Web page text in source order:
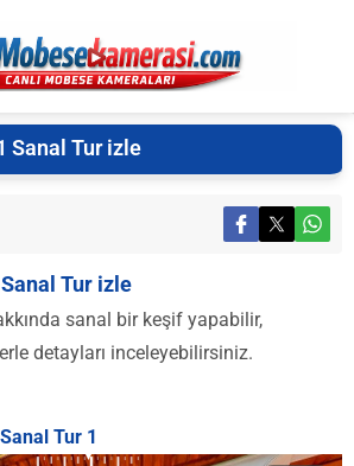
Sanal Tur izle
Sanal Tur izle
sanal bir keşif yapabilir,
detayları inceleyebilirsiniz.
Tur 1